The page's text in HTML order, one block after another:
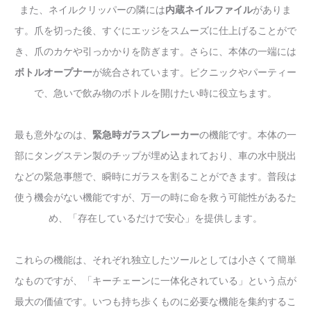
また、ネイルクリッパーの隣には内蔵ネイルファイルがありま
す。爪を切った後、すぐにエッジをスムーズに仕上げることがで
き、爪のカケや引っかかりを防ぎます。さらに、本体の一端には
ボトルオープナーが統合されています。ピクニックやパーティー
で、急いで飲み物のボトルを開けたい時に役立ちます。
最も意外なのは、 緊急時ガラスブレーカーの機能です。本体の一
部にタングステン製のチップが埋め込まれており、車の水中脱出
などの緊急事態で、瞬時にガラスを割ることができます。普段は
使う機会がない機能ですが、万一の時に命を救う可能性があるた
め、「存在しているだけで安心」を提供します。
これらの機能は、それぞれ独立したツールとしては小さくて簡単
なものですが、「キーチェーンに一体化されている」という点が
最大の価値です。いつも持ち歩くものに必要な機能を集約するこ